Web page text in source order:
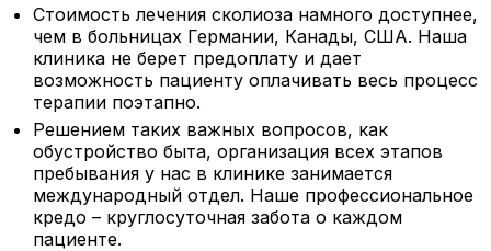
Стоимость лечения сколиоза намного доступнее,
чем в больницах Германии, Канады, США. Наша
клиника не берет предоплату и дает
возможность пациенту оплачивать весь процесс
терапии поэтапно.
Решением таких важных вопросов, как
обустройство быта, организация всех этапов
пребывания у нас в клинике занимается
международный отдел. Наше профессиональное
кредо – круглосуточная забота о каждом
пациенте.